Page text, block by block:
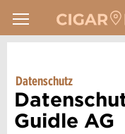
Datenschutz
Guidle AG